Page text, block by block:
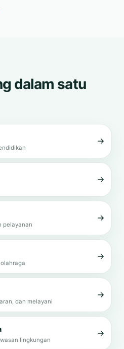
dalam satu
pelayanan
dan melayani
lingkungan